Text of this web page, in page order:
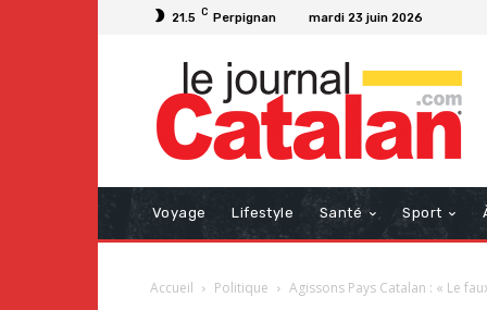
21.5 C Perpignan mardi 23 juin 2026
Voyage Lifestyle Santé Sport
Accueil Politique Agissons Pays Catalan : « Le